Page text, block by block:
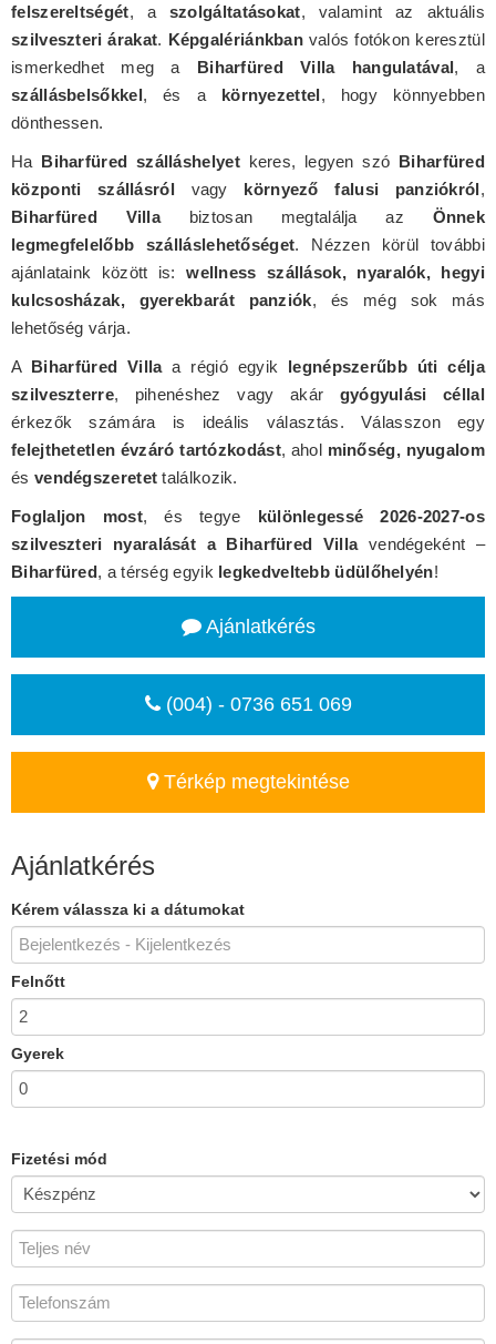
felszereltségét, a szolgáltatásokat, valamint az aktuális
szilveszteri árakat. Képgalériánkban valós fotókon keresztül
ismerkedhet meg a Biharfüred Villa hangulatával, a
szállásbelsőkkel, és a környezettel, hogy könnyebben
dönthessen.
Ha Biharfüred szálláshelyetkeres, legyen szó Biharfüred
központi szállásról vagy környező falusi panziókról,
Biharfüred Villabiztosan megtalálja az Önnek
legmegfelelőbb szálláslehetőséget. Nézzen körül további
ajánlataink között is:wellness szállások, nyaralók, hegyi
kulcsosházak, gyerekbarát panziók, és még sok más
lehetőség várja.
A Biharfüred Villaa régió egyik legnépszerűbb úti célja
szilveszterre, pihenéshez vagy akár gyógyulási céllal
érkezők számára is ideális választás. Válasszon egy
felejthetetlen évzáró tartózkodást, ahol minőség, nyugalom
és vendégszeretet találkozik.
Foglaljon most, és tegye különlegessé 2026-2027-os
szilveszteri nyaralását a Biharfüred Villavendégeként –
Biharfüred, a térség egyik legkedveltebb üdülőhelyén!
Ajánlatkérés
(004) - 0736 651 069
Térkép megtekintése
Ajánlatkérés
Kérem válassza ki a dátumokat
Felnőtt
Gyerek
Fizetési mód